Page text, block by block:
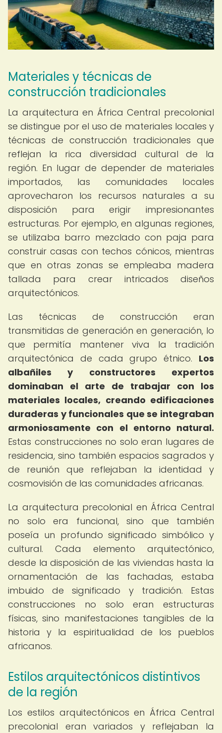
Materiales y técnicas de
construcción tradicionales
La arquitectura en África Central precolonial
se distingue por el uso de materiales locales y
técnicas de construcción tradicionales que
reflejan la rica diversidad cultural de la
región. En lugar de depender de materiales
importados, las comunidades locales
aprovecharon los recursos naturales a su
disposición para erigir impresionantes
estructuras. Por ejemplo, en algunas regiones,
se utilizaba barro mezclado con paja para
construir casas con techos cónicos, mientras
que en otras zonas se empleaba madera
tallada para crear intricados diseños
arquitectónicos.
Las técnicas de construcción eran
transmitidas de generación en generación, lo
que permitía mantener viva la tradición
arquitectónica de cada grupo étnico. Los
albañiles y constructores expertos
dominaban el arte de trabajar con los
materiales locales, creando edificaciones
duraderas y funcionales que se integraban
armoniosamente con el entorno natural.
Estas construcciones no solo eran lugares de
residencia, sino también espacios sagrados y
de reunión que reflejaban la identidad y
cosmovisión de las comunidades africanas.
La arquitectura precolonial en África Central
no solo era funcional, sino que también
poseía un profundo significado simbólico y
cultural. Cada elemento arquitectónico,
desde la disposición de las viviendas hasta la
ornamentación de las fachadas, estaba
imbuido de significado y tradición. Estas
construcciones no solo eran estructuras
físicas, sino manifestaciones tangibles de la
historia y la espiritualidad de los pueblos
africanos.
Estilos arquitectónicos distintivos
de la región
Los estilos arquitectónicos en África Central
precolonial eran variados y reflejaban la